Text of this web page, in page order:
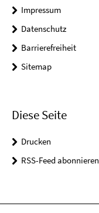
Impressum
Datenschutz
Barrierefreiheit
Sitemap
Diese Seite
Drucken
RSS-Feed abonnieren